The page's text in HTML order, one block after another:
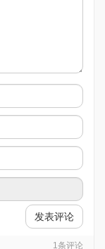
发表评论
1条评论